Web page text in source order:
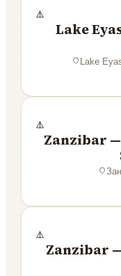
Lake
Lake
Zanzibar —
Zanzibar